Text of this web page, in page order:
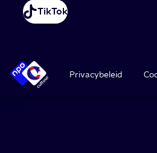
TikTok
Privacybeleid